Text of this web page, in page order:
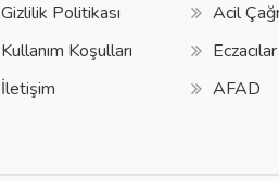
Gizlilik Politikası
Kullanım Koşulları
İletişim
Acil
AFAD